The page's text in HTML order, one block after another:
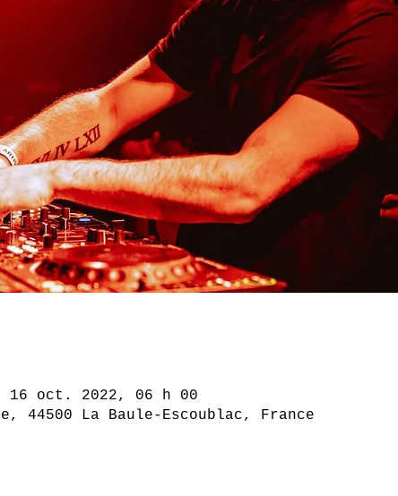
16 oct. 2022, 06 h 00
44500 La Baule-Escoublac, France